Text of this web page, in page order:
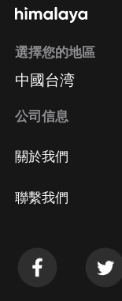
選擇您的地區
中國台湾
公司信息
關於我們
聯繫我們